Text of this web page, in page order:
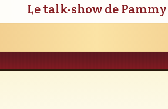
Le talk-show de Pammy